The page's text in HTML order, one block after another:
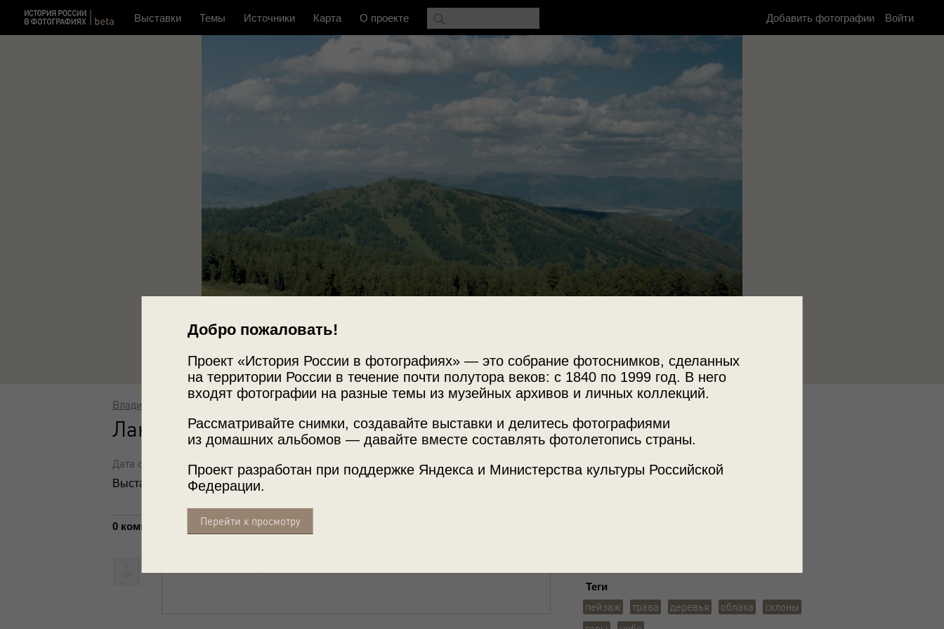
Добро пожаловать!
Проект «История России в фотографиях» — это собрание фотоснимков, сделанных
на территории России в течение почти полутора веков: с 1840 по 1999 год. В него
входят фотографии на разные темы из музейных архивов и личных коллекций.
Рассматривайте снимки, создавайте выставки и делитесь фотографиями
из домашних альбомов — давайте вместе составлять фотолетопись страны.
Проект разработан при поддержке Яндекса и Министерства культуры Российской
Федерации.
Перейти к просмотру
Выставки Темы Источники Карта О проекте Добавить фотографии Войти
Фотографии пользователей russiainphoto.ru
Архив Владимира Александровича Карлова
Теги
пейзаж трава деревья облака
склоны
Владимир Карлов
Ландшафты горного Алтая
Дата съемки: 25 августа 1989
Выставка «Безмолвие Алтая»
0 комментариев